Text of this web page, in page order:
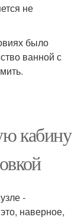
не
было
ванной с
кабину
-
наверное,